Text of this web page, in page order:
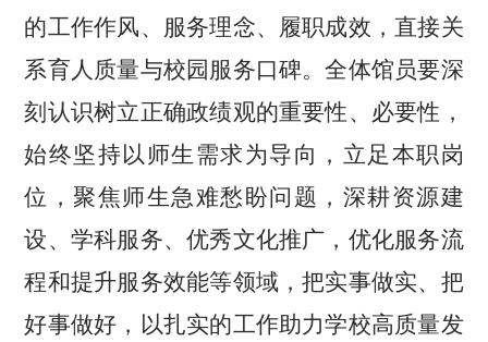
的工作作风、服务理念、履职成效，直接关
系育人质量与校园服务口碑。全体馆员要深
刻认识树立正确政绩观的重要性、必要性，
始终坚持以师生需求为导向，立足本职岗
位，聚焦师生急难愁盼问题，深耕资源建
设、学科服务、优秀文化推广，优化服务流
程和提升服务效能等领域，把实事做实、把
好事做好，以扎实的工作助力学校高质量发